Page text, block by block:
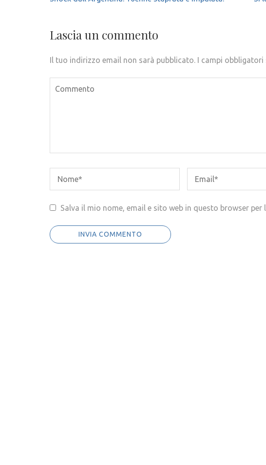
Lascia un commento
Il tuo indirizzo email non sarà pubblicato. I campi
Salva il mio nome, email e sito web in questo browser